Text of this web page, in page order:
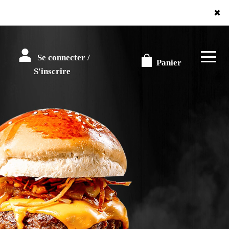
×
Se connecter /
S'inscrire
Panier